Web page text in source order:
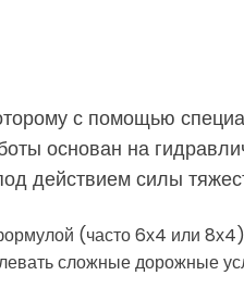
с помощью
основан на
действием силы
(часто 6х4 или
сложные дорожные